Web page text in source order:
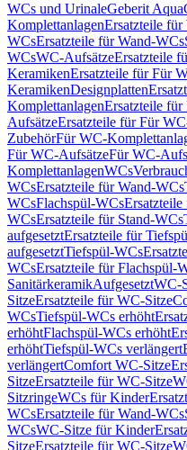
WCs und UrinaleGeberit
KomplettanlagenErsatzteile
WCsErsatzteile für Wand-WCs
WCsWC-AufsätzeErsatzteile
KeramikenErsatzteile für Für
KeramikenDesignplatten
KomplettanlagenErsatzteile
AufsätzeErsatzteile für Für
ZubehörFür WC-
Für WC-AufsätzeFür WC-
KomplettanlagenWCs
WCsErsatzteile für Wand-WCs
WCsFlachspül-WCs
WCsErsatzteile für Stand-WCs
aufgesetztErsatzteile für
aufgesetztTiefspül-WCs
WCsErsatzteile für Flachspül-
SanitärkeramikAufgesetztWC-
SitzeErsatzteile für WC-Sitze
WCsTiefspül-WCs erhöht
erhöhtFlachspül-WCs erhöht
erhöhtTiefspül-WCs verlängert
verlängertComfort WC-Sitze
SitzeErsatzteile für WC-Sitze
SitzringeWCs für Kinder
WCsErsatzteile für Wand-WCs
WCsWC-Sitze für Kinder
SitzeErsatzteile für WC-Sitze